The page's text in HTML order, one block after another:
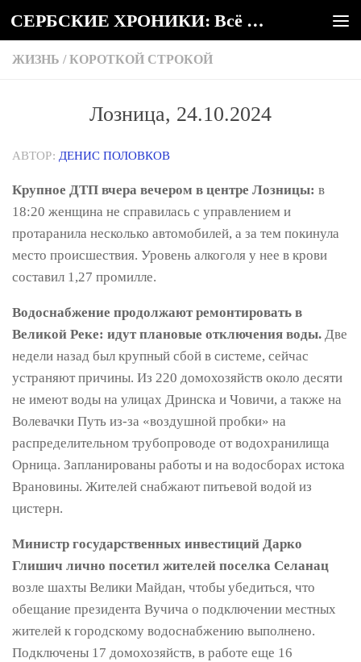
Под записью СЕРБСКИЕ ХРОНИКИ: Всё о Сербии
ЖИЗНЬ / КОРОТКОЙ СТРОКОЙ
Лозница, 24.10.2024
АВТОР: ДЕНИС ПОЛОВКОВ
Крупное ДТП вчера вечером в центре Лозницы: в
18:20 женщина не справилась с управлением и
протаранила несколько автомобилей, а за тем покинула
место происшествия. Уровень алкоголя у нее в крови
составил 1,27 промилле.
Водоснабжение продолжают ремонтировать в
Великой Реке: идут плановые отключения воды. Две
недели назад был крупный сбой в системе, сейчас
устраняют причины. Из 220 домохозяйств около десяти
не имеют воды на улицах Дринска и Човичи, а также на
Волевачки Путь из-за «воздушной пробки» на
распределительном трубопроводе от водохранилища
Орница. Запланированы работы и на водосборах истока
Врановины. Жителей снабжают питьевой водой из
цистерн.
Министр государственных инвестиций Дарко
Глишич лично посетил жителей поселка Селанац
возле шахты Велики Майдан, чтобы убедиться, что
обещание президента Вучича о подключении местных
жителей к городскому водоснабжению выполнено.
Подключены 17 домохозяйств, в работе еще 16